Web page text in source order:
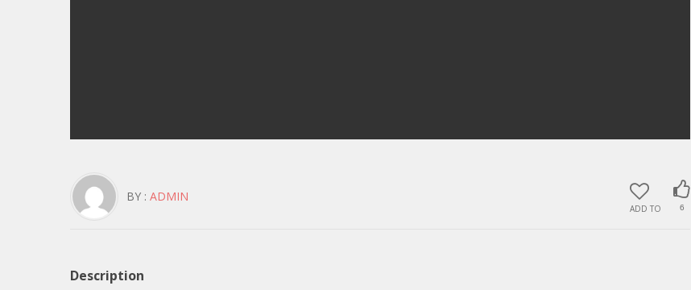
ADD TO 6
BY : ADMIN
Description